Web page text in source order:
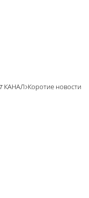
7 КАНАЛ Коротие новости